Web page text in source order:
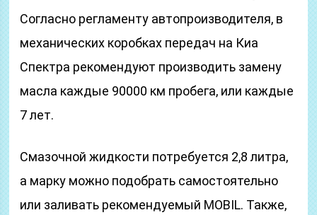
Согласно регламенту автопроизводителя, в
механических коробках передач на Киа
Спектра рекомендуют производить замену
масла каждые 90000 км пробега, или каждые
7 лет.
Смазочной жидкости потребуется 2,8 литра,
а марку можно подобрать самостоятельно
или заливать рекомендуемый MOBIL. Также,